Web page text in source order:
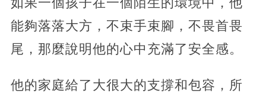
能夠落落大方，不束手束腳，不畏首畏
尾，那麼說明他的心中充滿了安全感。
他的家庭給了大很大的支撐和包容，所